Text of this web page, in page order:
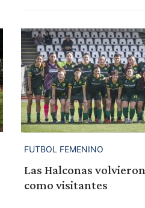
FUTBOL FEMENINO
Las Halconas
como visitantes